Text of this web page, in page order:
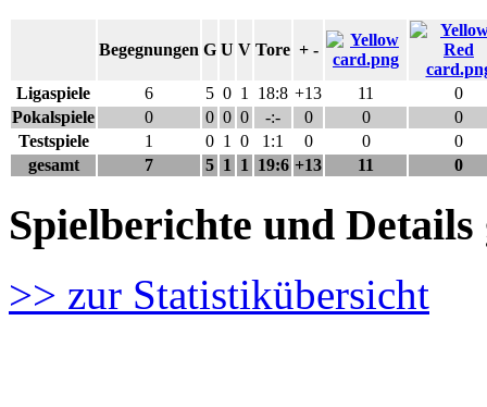
Begegnungen G U V Tore + -
Ligaspiele 6 5 0 1 18:8 +13 11
0
Pokalspiele
0 0 0 0 -:- 0 0
0
Testspiele
1 0 1 0 1:1 0 0
0
gesamt
7 5 1 1 19:6 +13 11 0
Spielberichte und
>> zur Statistikübersicht